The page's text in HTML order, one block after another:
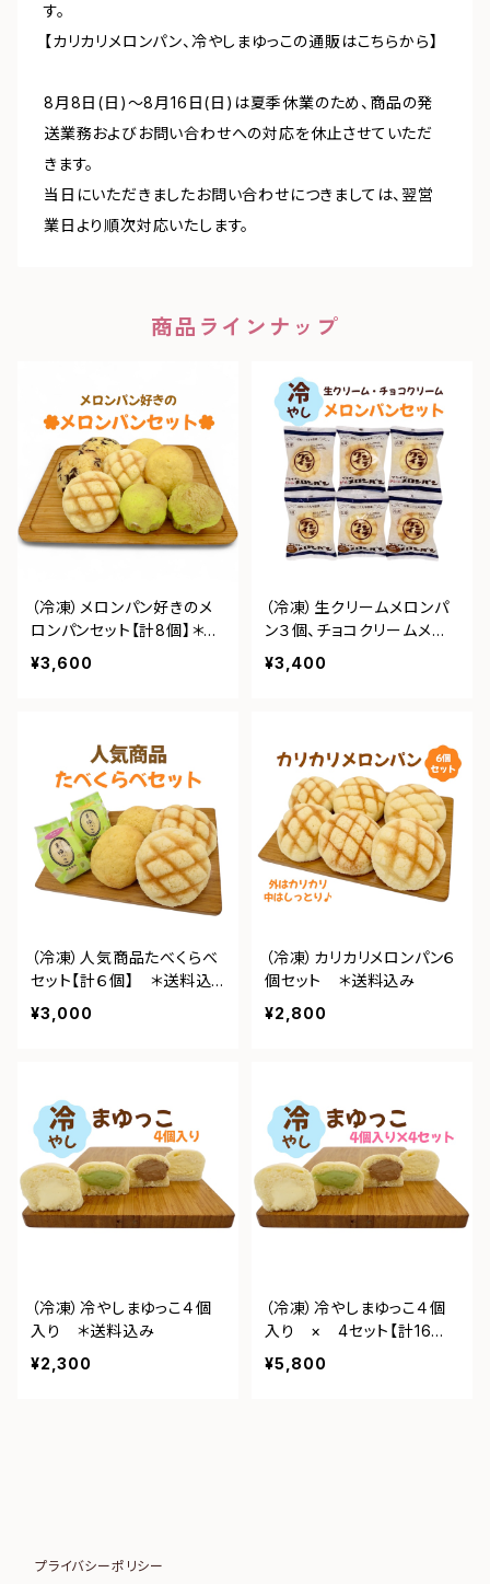
す。
【カリカリメロンパン、冷やしまゆっこの通販はこちらから】
8月8日(日)～8月16日(日)は夏季休業のため、商品の発
送業務およびお問い合わせへの対応を休止させていただ
きます。
当日にいただきましたお問い合わせにつきましては、翌営
業日より順次対応いたします。
商品ラインナップ
（冷凍）メロンパン好きのメ
ロンパンセット【計8個】＊送
料込み
¥3,600
（冷凍）生クリームメロンパ
ン３個、チョコクリームメロ
ンパン３個 【計6個】 ＊送
料込み
¥3,400
（冷凍）人気商品たべくらべ
セット【計６個】 ＊送料込
み
¥3,000
（冷凍）カリカリメロンパン６
個セット ＊送料込み
¥2,800
（冷凍）冷やしまゆっこ４個
入り ＊送料込み
¥2,300
（冷凍）冷やしまゆっこ４個
入り × 4セット【計16個】
＊送料込み
¥5,800
プライバシーポリシー